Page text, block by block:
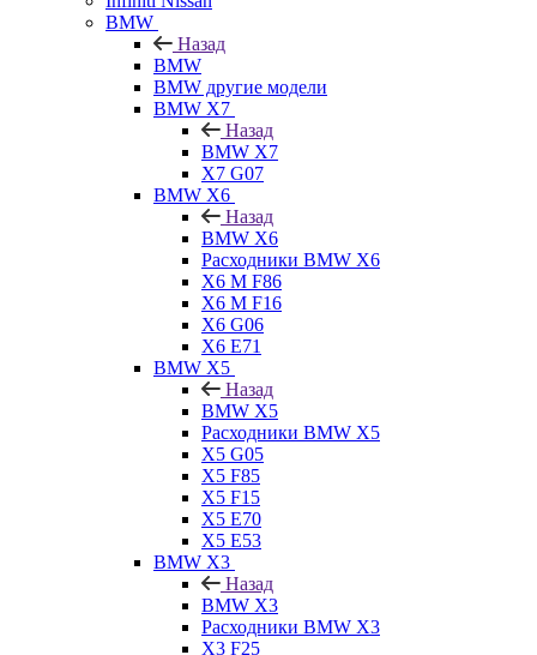
BMW
Назад
BMW
BMW другие модели
BMW X7
Назад
BMW X7
X7 G07
BMW X6
Назад
BMW X6
Расходники BMW X6
X6 M F86
X6 M F16
X6 G06
X6 E71
BMW X5
Назад
BMW X5
Расходники BMW X5
X5 G05
X5 F85
X5 F15
X5 E70
X5 E53
BMW X3
Назад
BMW X3
Расходники BMW X3
X3 F25